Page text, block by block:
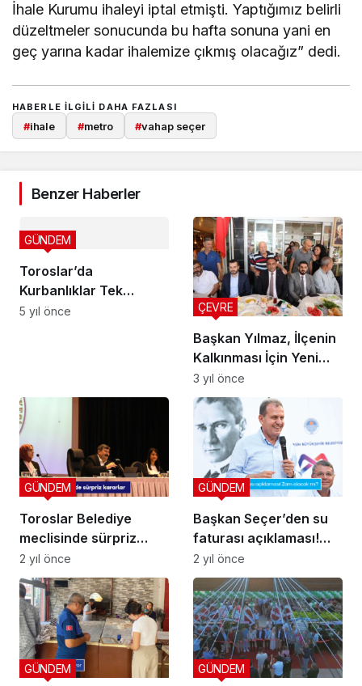
İhale Kurumu ihaleyi iptal etmişti. Yaptığımız belirli
düzeltmeler sonucunda bu hafta sonuna yani en
geç yarına kadar ihalemize çıkmış olacağız” dedi.
HABERLE ILGILI DAHA FAZLASI
#ihale #metro #vahap seçer
Benzer Haberler
Toroslar’da
Kurbanlıklar Tek
Noktada Satılacak
GÜNDEM
5 yıl önce
Başkan Yılmaz, İlçenin
Kalkınması İçin Yeni
Projeleri Açıkladı
ÇEVRE
3 yıl önce
Toroslar Belediye
meclisinde sürpriz
kararlar
GÜNDEM
2 yıl önce
Başkan Seçer’den su
faturası açıklaması!
Zam olacak mı?
GÜNDEM
2 yıl önce
GÜNDEM GÜNDEM